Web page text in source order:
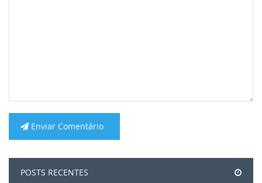
POSTS RECENTES